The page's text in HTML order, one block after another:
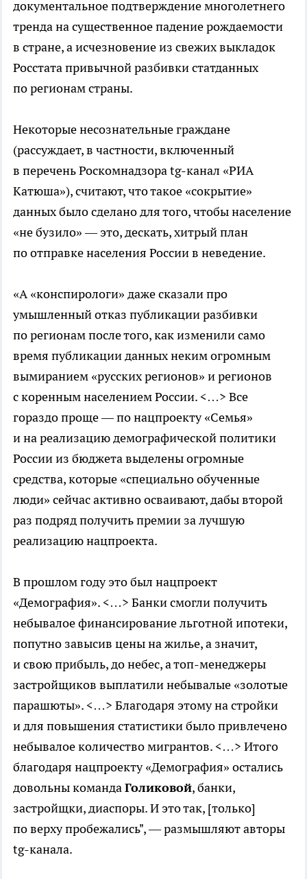
документальное подтверждение многолетнего
тренда на существенное падение рождаемости
в стране, а исчезновение из свежих выкладок
Росстата привычной разбивки статданных
по регионам страны.
Некоторые несознательные граждане
(рассуждает, в частности, включенный
в перечень Роскомнадзора tg-канал «РИА
Катюша»), считают, что такое «сокрытие»
данных было сделано для того, чтобы население
«не бузило» — это, дескать, хитрый план
по отправке населения России в неведение.
«А «конспирологи» даже сказали про
умышленный отказ публикации разбивки
по регионам после того, как изменили само
время публикации данных неким огромным
вымиранием «русских регионов» и регионов
с коренным населением России. <…> Все
гораздо проще — по нацпроекту «Семья»
и на реализацию демографической политики
России из бюджета выделены огромные
средства, которые «специально обученные
люди» сейчас активно осваивают, дабы второй
раз подряд получить премии за лучшую
реализацию нацпроекта.
В прошлом году это был нацпроект
«Демография». <…> Банки смогли получить
небывалое финансирование льготной ипотеки,
попутно завысив цены на жилье, а значит,
и свою прибыль, до небес, а топ-менеджеры
застройщиков выплатили небывалые «золотые
парашюты». <…> Благодаря этому на стройки
и для повышения статистики было привлечено
небывалое количество мигрантов. <…> Итого
благодаря нацпроекту «Демография» остались
довольны командаГоликовой, банки,
застройщки, диаспоры. И это так, [только]
по верху пробежались", — размышляют авторы
tg-канала.